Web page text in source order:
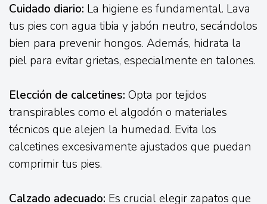
Cuidado diario: La higiene es fundamental. Lava
tus pies con agua tibia y jabón neutro, secándolos
bien para prevenir hongos. Además, hidrata la
piel para evitar grietas, especialmente en talones.
Elección de calcetines: Opta por tejidos
transpirables como el algodón o materiales
técnicos que alejen la humedad. Evita los
calcetines excesivamente ajustados que puedan
comprimir tus pies.
Calzado adecuado: Es crucial elegir zapatos que